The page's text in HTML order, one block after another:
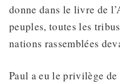
donne dans le livre de
peuples, toutes les
nations rassemblées
Paul a eu le privilège